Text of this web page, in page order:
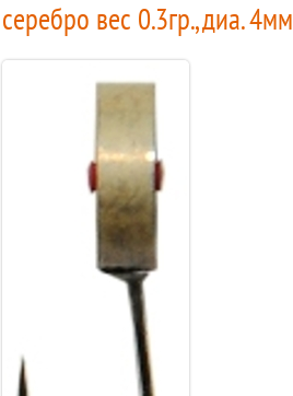
серебро вес 0.3гр., диа. 4мм